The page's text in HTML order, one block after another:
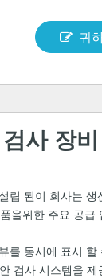
귀
사 장비
립 된이 회사는 생
을위한 주요 공급
동시에 표시 할
검사 시스템을 제